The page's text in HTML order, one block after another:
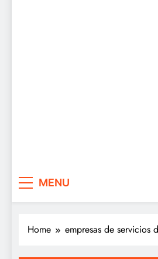
MENU
Home empresas de servicios